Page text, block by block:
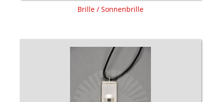
Brille / Sonnenbrille